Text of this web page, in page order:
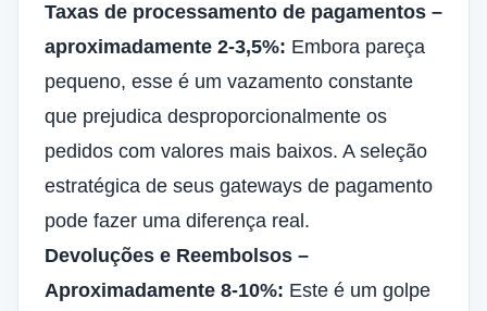
Taxas de processamento de pagamentos –
aproximadamente 2-3,5%: Embora pareça
pequeno, esse é um vazamento constante
que prejudica desproporcionalmente os
pedidos com valores mais baixos. A seleção
estratégica de seus gateways de pagamento
pode fazer uma diferença real.
Devoluções e Reembolsos –
Aproximadamente 8-10%: Este é um golpe